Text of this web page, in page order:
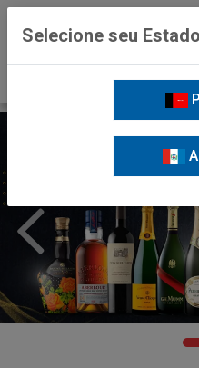
Selecione seu Estado